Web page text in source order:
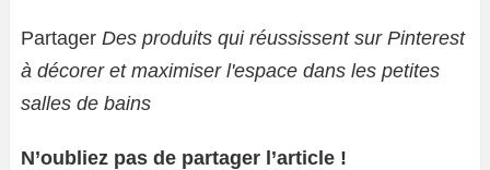
Partager Des produits qui réussissent sur Pinterest
à décorer et maximiser l'espace dans les petites
salles de bains
N’oubliez pas de partager l’article !